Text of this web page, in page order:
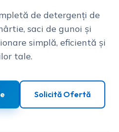
de detergenți de
saci de gunoi și
simplă, eficientă și
tale.
Solicită Ofertă